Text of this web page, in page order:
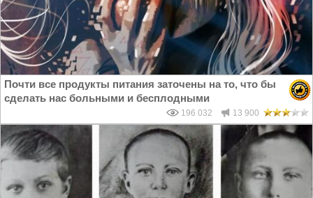
Почти все продукты питания заточены на то, что бы
сделать нас больными и бесплодными
196 032 13 900